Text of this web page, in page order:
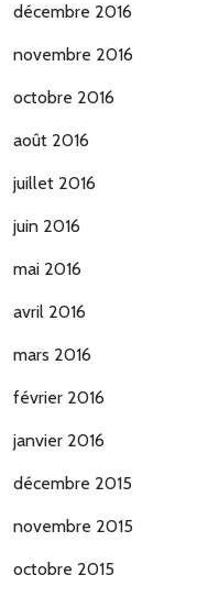
décembre 2016
novembre 2016
octobre 2016
août 2016
juillet 2016
juin 2016
mai 2016
avril 2016
mars 2016
février 2016
janvier 2016
décembre 2015
novembre 2015
octobre 2015